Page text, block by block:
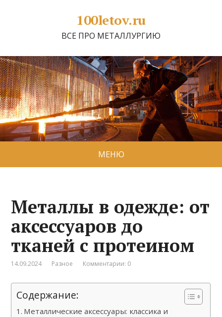
100letov.ru
ВСЕ ПРО МЕТАЛЛУРГИЮ
МЕНЮ
Металлы в одежде: от
аксессуаров до
тканей с протеином
14.09.2024 Разное Комментарии: 0
Содержание:
Металлические аксессуары: классика и